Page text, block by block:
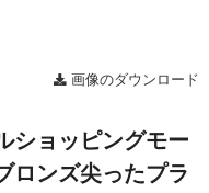
画像のダウンロード
ショッピングモー
ロンズ尖ったプラ